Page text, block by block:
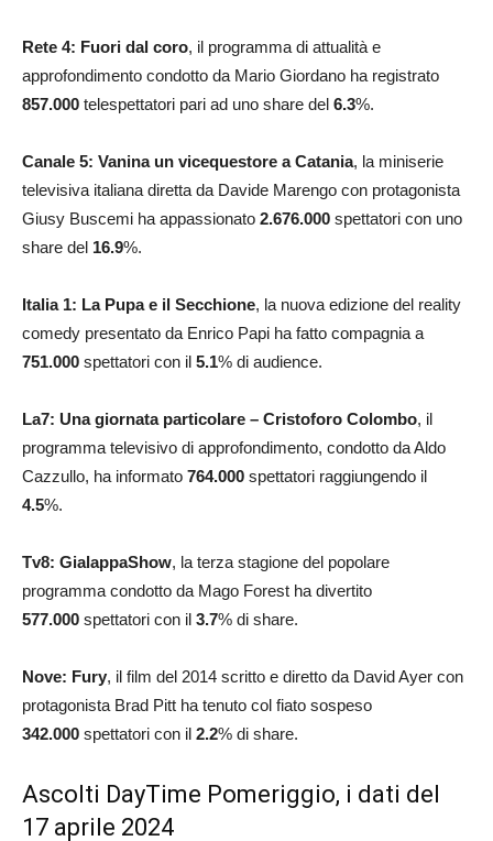
Rete 4: Fuori dal coro, il programma di attualità e
approfondimento condotto da Mario Giordano ha registrato
857.000 telespettatori pari ad uno share del 6.3%.
Canale 5: Vanina un vicequestore a Catania, la miniserie
televisiva italiana diretta da Davide Marengo con protagonista
Giusy Buscemi ha appassionato 2.676.000 spettatori con uno
share del 16.9%.
Italia 1: La Pupa e il Secchione, la nuova edizione del reality
comedy presentato da Enrico Papi ha fatto compagnia a
751.000 spettatori con il 5.1% di audience.
La7: Una giornata particolare – Cristoforo Colombo, il
programma televisivo di approfondimento, condotto da Aldo
Cazzullo, ha informato 764.000 spettatori raggiungendo il
4.5%.
Tv8: GialappaShow, la terza stagione del popolare
programma condotto da Mago Forest ha divertito
577.000 spettatori con il 3.7% di share.
Nove: Fury, il film del 2014 scritto e diretto da David Ayer con
protagonista Brad Pitt ha tenuto col fiato sospeso
342.000 spettatori con il 2.2% di share.
Ascolti DayTime Pomeriggio, i dati del
17 aprile 2024